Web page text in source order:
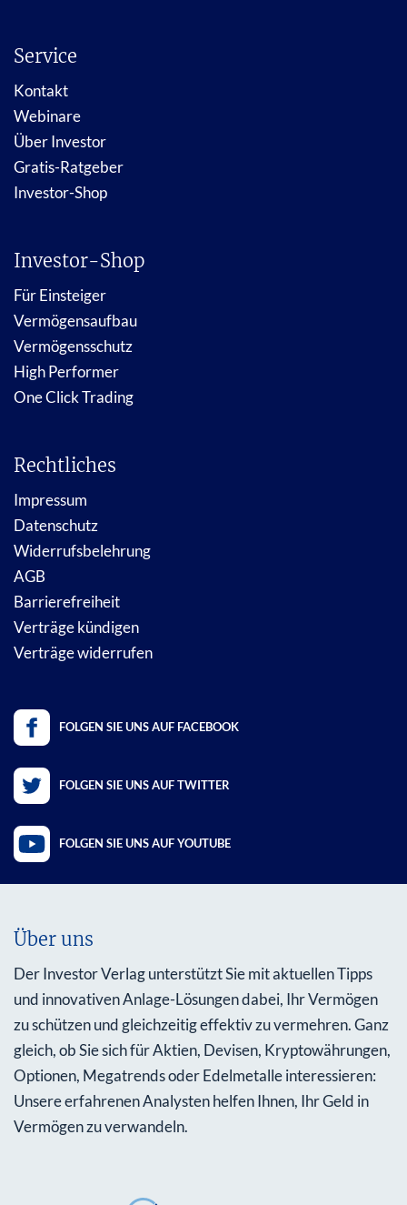
Service
Kontakt
Webinare
Über Investor
Gratis-Ratgeber
Investor-Shop
Investor-Shop
Für Einsteiger
Vermögensaufbau
Vermögensschutz
High Performer
One Click Trading
Rechtliches
Impressum
Datenschutz
Widerrufsbelehrung
AGB
Barrierefreiheit
Verträge kündigen
Verträge widerrufen
FOLGEN SIE UNS AUF FACEBOOK
FOLGEN SIE UNS AUF TWITTER
FOLGEN SIE UNS AUF YOUTUBE
Über uns
Der Investor Verlag unterstützt Sie mit aktuellen Tipps
und innovativen Anlage-Lösungen dabei, Ihr Vermögen
zu schützen und gleichzeitig effektiv zu vermehren. Ganz
gleich, ob Sie sich für Aktien, Devisen, Kryptowährungen,
Optionen, Megatrends oder Edelmetalle interessieren:
Unsere erfahrenen Analysten helfen Ihnen, Ihr Geld in
Vermögen zu verwandeln.